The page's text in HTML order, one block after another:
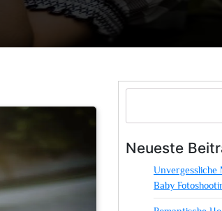
Neueste
Unvergessliche
Baby